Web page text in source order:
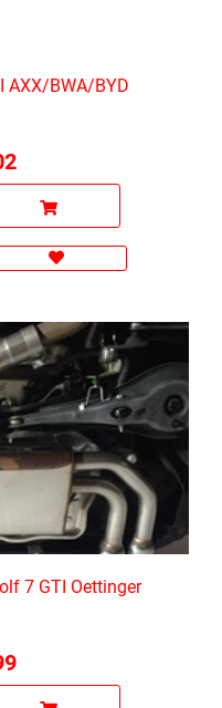
AXX/BWA/BYD
7 GTI Oettinger